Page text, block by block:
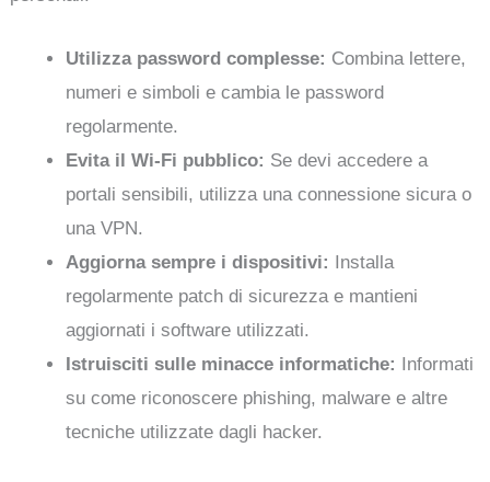
Utilizza password complesse: Combina lettere,
numeri e simboli e cambia le password
regolarmente.
Evita il Wi-Fi pubblico: Se devi accedere a
portali sensibili, utilizza una connessione sicura o
una VPN.
Aggiorna sempre i dispositivi:
Installa
regolarmente patch di sicurezza e mantieni
aggiornati i software utilizzati.
Istruisciti sulle minacce informatiche:
Informati
su come riconoscere phishing, malware e altre
tecniche utilizzate dagli hacker.